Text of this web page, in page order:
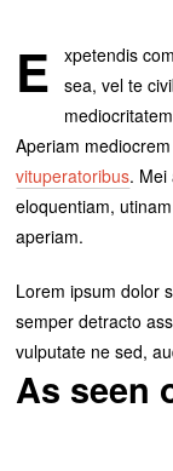
E
xpetendis
sea, vel te
Aperiam
vituperatoribus. Mei
eloquentiam,
aperiam.
Lorem ipsum dolor
semper detracto
vulputate ne sed,
As seen